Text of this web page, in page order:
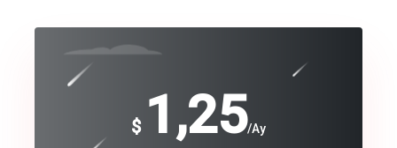
$ 1,25/Ay
Free
Basic